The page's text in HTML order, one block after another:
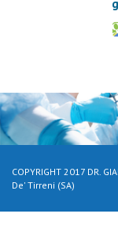
COPYRIGHT 2017 DR.
De' Tirreni (SA)